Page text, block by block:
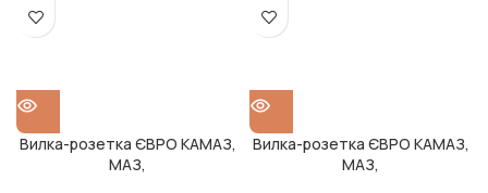
Вилка-розетка ЄВРО КАМАЗ,
МАЗ,
Вилка-розетка ЄВРО КАМАЗ,
МАЗ,